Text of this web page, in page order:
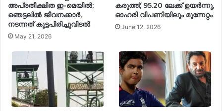
അപ്രതീക്ഷിത ഇ-മെയിൽ;
ഞെട്ടലിൽ ജീവനക്കാർ,
നടന്നത് കൂട്ടപിരിച്ചുവിടൽ
May 21, 2026
കരുത്ത്; 95.20 ലേക്ക് ഉയർന്നു,
ഓഹരി വിപണിയിലും മുന്നേറ്റം
June 12, 2026